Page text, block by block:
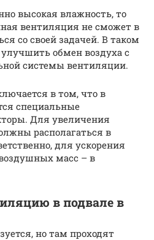
высокая влажность, то
вентиляция не сможет в
со своей задачей. В таком
обмен воздуха с
системы вентиляции.
в том, что в
специальные
Для увеличения
располагаться в
для ускорения
масс – в
в подвале в
но там проходят